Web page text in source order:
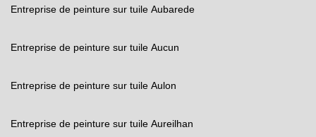
Entreprise de peinture sur tuile Aubarede
Entreprise de peinture sur tuile Aucun
Entreprise de peinture sur tuile Aulon
Entreprise de peinture sur tuile Aureilhan